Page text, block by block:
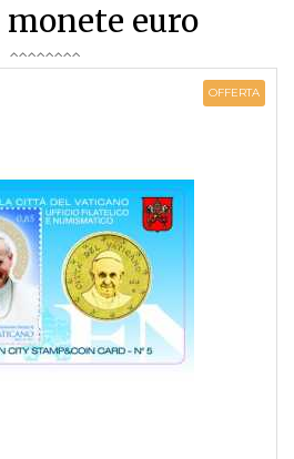
monete euro
OFFERTA